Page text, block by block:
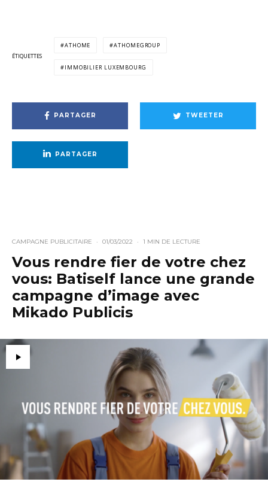
ÉTIQUETTES
ATHOME ATHOMEGROUP
IMMOBILIER LUXEMBOURG
PARTAGER TWEETER
PARTAGER
CAMPAGNE PUBLICITAIRE · 01/03/2022 · 1 MIN DE LECTURE
Vous rendre fier de votre chez
vous: Batiself lance une grande
campagne d’image avec
Mikado Publicis